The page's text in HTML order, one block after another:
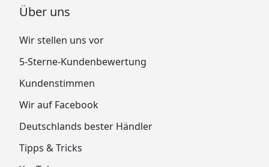
Lichtausschnitte aus Klarglas
Durchgangsmaß: ca. 78 x 175
cm
Einbaumaß: ca. 84 x 3,6 x 176,5
31,5cm
Zylinderschloss inkl. 3 Schlüssel
Über uns
Wir stellen uns vor
5-Sterne-Kundenbewertung
Kundenstimmen
Wir auf Facebook
Deutschlands bester Händler
Tipps & Tricks